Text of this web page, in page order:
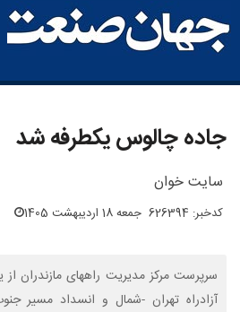
جاده چالوس یکطرفه شد
سایت خوان
کدخبر: 626394 جمعه 18 اردیبهشت 1405
سرپرست مرکز مدیریت راههای مازندران
آزادراه تهران -شمال و انسداد مسیر